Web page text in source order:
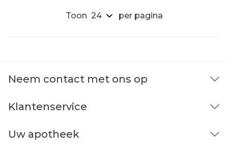
Toon per pagina
Neem contact met ons op
Klantenservice
Uw apotheek